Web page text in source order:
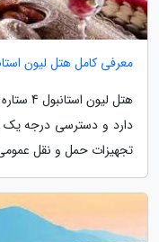
معرفی کامل هتل لیون استانبول ،
دارد و دسترسی درجه یک
تجهیزات حمل و نقل